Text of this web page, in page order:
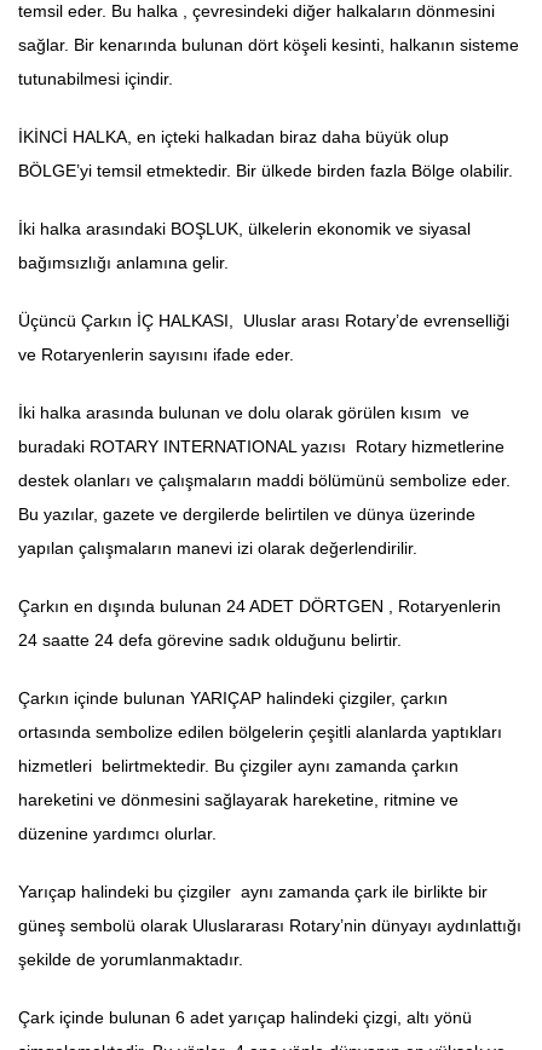
temsil eder. Bu halka , çevresindeki diğer halkaların dönmesini
sağlar. Bir kenarında bulunan dört köşeli kesinti, halkanın sisteme
tutunabilmesi içindir.
İKİNCİ HALKA, en içteki halkadan biraz daha büyük olup
BÖLGE’yi temsil etmektedir. Bir ülkede birden fazla Bölge olabilir.
İki halka arasındaki BOŞLUK, ülkelerin ekonomik ve siyasal
bağımsızlığı anlamına gelir.
Üçüncü Çarkın İÇ HALKASI, Uluslar arası Rotary’de evrenselliği
ve Rotaryenlerin sayısını ifade eder.
İki halka arasında bulunan ve dolu olarak görülen kısım ve
buradaki ROTARY INTERNATIONAL yazısı Rotary hizmetlerine
destek olanları ve çalışmaların maddi bölümünü sembolize eder.
Bu yazılar, gazete ve dergilerde belirtilen ve dünya üzerinde
yapılan çalışmaların manevi izi olarak değerlendirilir.
Çarkın en dışında bulunan 24 ADET DÖRTGEN , Rotaryenlerin
24 saatte 24 defa görevine sadık olduğunu belirtir.
Çarkın içinde bulunan YARIÇAP halindeki çizgiler, çarkın
ortasında sembolize edilen bölgelerin çeşitli alanlarda yaptıkları
hizmetleri belirtmektedir. Bu çizgiler aynı zamanda çarkın
hareketini ve dönmesini sağlayarak hareketine, ritmine ve
düzenine yardımcı olurlar.
Yarıçap halindeki bu çizgiler aynı zamanda çark ile birlikte bir
güneş sembolü olarak Uluslararası Rotary’nin dünyayı aydınlattığı
şekilde de yorumlanmaktadır.
Çark içinde bulunan 6 adet yarıçap halindeki çizgi, altı yönü